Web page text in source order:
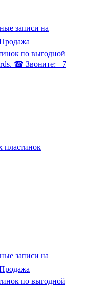
записи на
Продажа
по выгодной
☎ Звоните: +7
пластинок
записи на
Продажа
по выгодной